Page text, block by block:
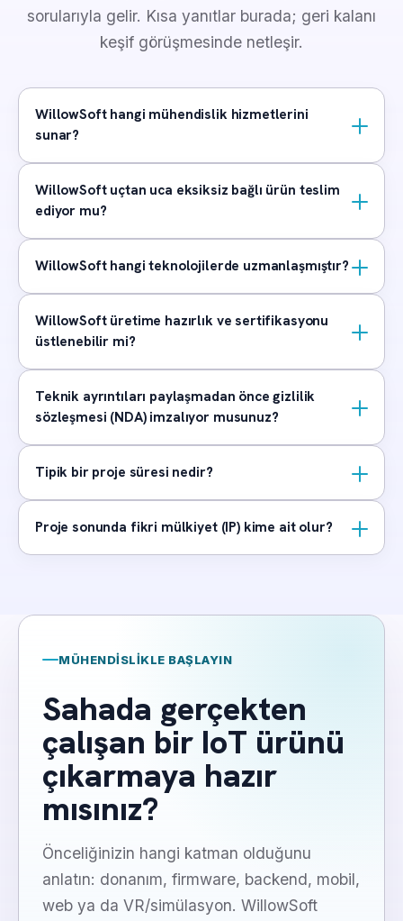
sorularıyla gelir. Kısa yanıtlar burada; geri kalanı
keşif görüşmesinde netleşir.
WillowSoft hangi mühendislik hizmetlerini
sunar?
WillowSoft uçtan uca eksiksiz bağlı ürün teslim
ediyor mu?
WillowSoft hangi teknolojilerde uzmanlaşmıştır?
WillowSoft üretime hazırlık ve sertifikasyonu
üstlenebilir mi?
Teknik ayrıntıları paylaşmadan önce gizlilik
sözleşmesi (NDA) imzalıyor musunuz?
Tipik bir proje süresi nedir?
Proje sonunda fikri mülkiyet (IP) kime ait olur?
MÜHENDISLIKLE BAŞLAYIN
Sahada gerçekten
çalışan bir IoT ürünü
çıkarmaya hazır
mısınız?
Önceliğinizin hangi katman olduğunu
anlatın: donanım, firmware, backend, mobil,
web ya da VR/simülasyon. WillowSoft